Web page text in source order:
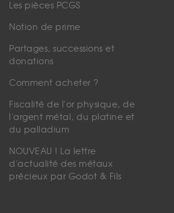
Les pièces PCGS
Notion de prime
Partages, successions et
donations
Comment acheter ?
Fiscalité de l'or physique, de
l'argent métal, du platine et
du palladium
NOUVEAU ! La lettre
d'actualité des métaux
précieux par Godot & Fils